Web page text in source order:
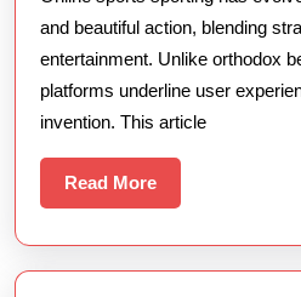
and beautiful action, blending
entertainment. Unlike orthodox
platforms underline user
invention. This article
Read MoreRead
More